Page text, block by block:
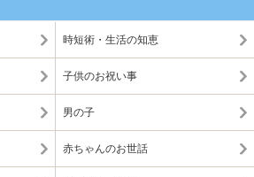
時短術・生活の知恵
子供のお祝い事
男の子
赤ちゃんのお世話